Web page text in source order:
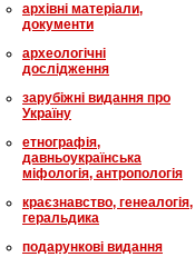
архівні матеріали,
документи
археологічні
дослідження
зарубіжні видання про
Україну
етнографія,
давньоукраїнська
міфологія, антропологія
краєзнавство, генеалогія,
геральдика
подарункові видання